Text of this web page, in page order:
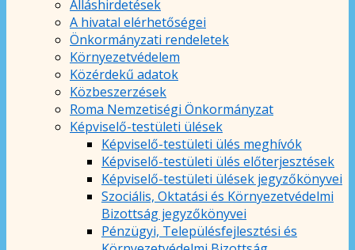
Álláshirdetések
A hivatal elérhetőségei
Önkormányzati rendeletek
Környezetvédelem
Közérdekű adatok
Közbeszerzések
Roma Nemzetiségi Önkormányzat
Képviselő-testületi ülések
Képviselő-testületi ülés meghívók
Képviselő-testületi ülés előterjesztések
Képviselő-testületi ülések jegyzőkönyvei
Szociális, Oktatási és Környezetvédelmi
Bizottság jegyzőkönyvei
Pénzügyi, Településfejlesztési és